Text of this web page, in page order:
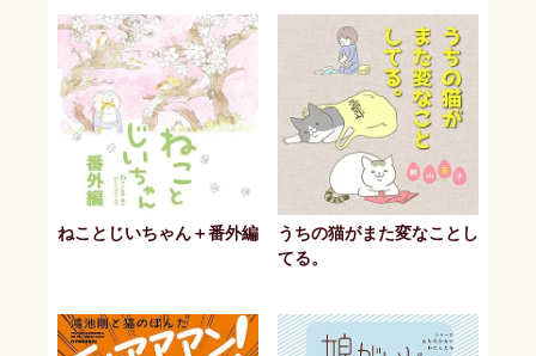
ねことじいちゃん＋番外編
うちの猫がまた変なことし
てる。